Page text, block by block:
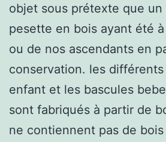
objet sous prétexte que un
pesette en bois ayant été
ou de nos ascendants en
conservation. les
enfant et les bascules
sont fabriqués à partir de
ne contiennent pas de